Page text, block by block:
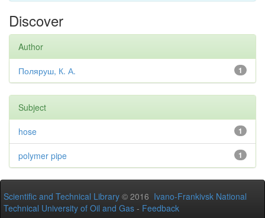
Discover
Author
1
Поляруш, К. А.
Subject
1
hose
1
polymer pipe
Scientific and Technical Library © 2016 Ivano-Frankivsk National
Technical University of Oil and Gas - Feedback